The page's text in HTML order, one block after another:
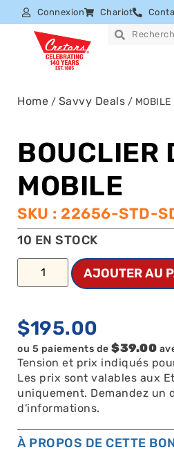
Connexion Chariot
Home / Savvy Deals / MOBILE
BOUCLIER
MOBILE
SKU : 22656-STD-
10 EN STOCK
AJOUTER AU
$195.00
ou 5 paiements de $39.00
Tension et prix indiqués
Les prix sont valables aux
uniquement. Demandez un
d'informations.
À PROPOS DE CETTE